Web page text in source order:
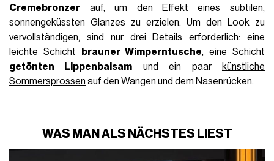
Cremebronzer auf, um den Effekt eines subtilen,
sonnengeküssten Glanzes zu erzielen. Um den Look zu
vervollständigen, sind nur drei Details erforderlich: eine
leichte Schicht
brauner Wimperntusche, eine Schicht
getönten Lippenbalsam und ein paar
künstliche
Sommersprossen auf den Wangen und dem Nasenrücken.
WAS MAN ALS NÄCHSTES LIEST